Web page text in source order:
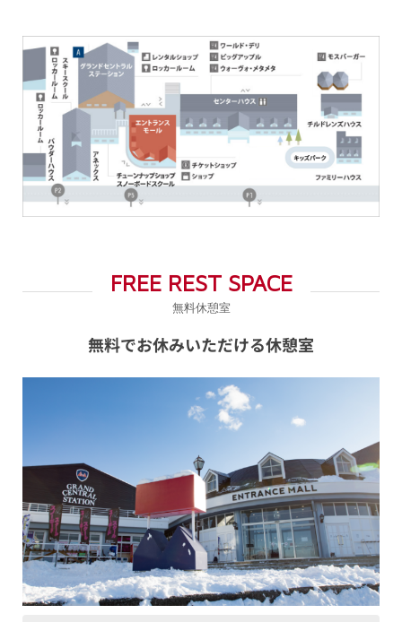
FREE REST SPACE
無料休憩室
無料でお休みいただける休憩室